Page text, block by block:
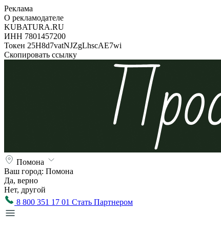
Реклама
О рекламодателе
KUBATURA.RU
ИНН 7801457200
Токен 25H8d7vatNJZgLhscAE7wi
Скопировать ссылку
Помона
Ваш город: Помона
Да, верно
Нет, другой
8 800 351 17 01 Стать Партнером